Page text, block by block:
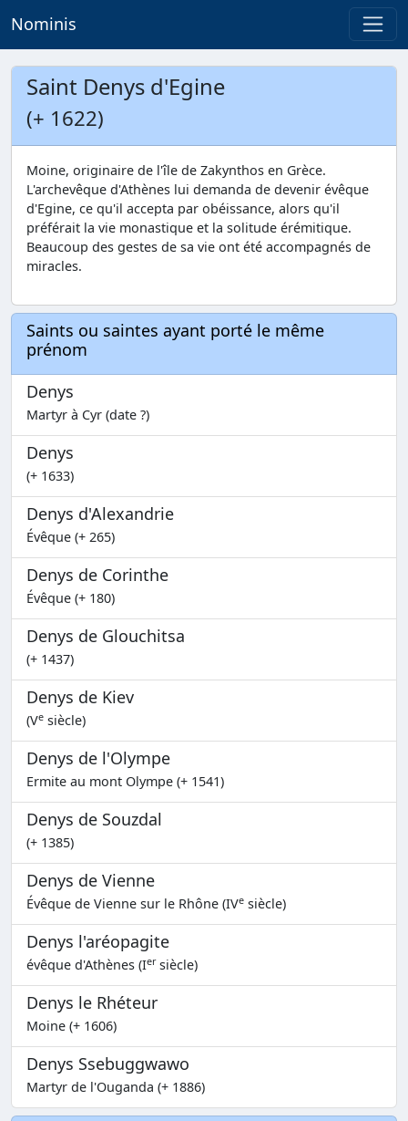
Nominis
Saint Denys d'Egine
(+ 1622)
Moine, originaire de l'île de Zakynthos en Grèce.
L'archevêque d'Athènes lui demanda de devenir évêque
d'Egine, ce qu'il accepta par obéissance, alors qu'il
préférait la vie monastique et la solitude érémitique.
Beaucoup des gestes de sa vie ont été accompagnés de
miracles.
Saints ou saintes ayant porté le même
prénom
Denys
Martyr à Cyr (date ?)
Denys
(+ 1633)
Denys d'Alexandrie
Évêque (+ 265)
Denys de Corinthe
Évêque (+ 180)
Denys de Glouchitsa
(+ 1437)
Denys de Kiev
(Ve siècle)
Denys de l'Olympe
Ermite au mont Olympe (+ 1541)
Denys de Souzdal
(+ 1385)
Denys de Vienne
Évêque de Vienne sur le Rhône (IVe siècle)
Denys l'aréopagite
évêque d'Athènes (Iersiècle)
Denys le Rhéteur
Moine (+ 1606)
Denys Ssebuggwawo
Martyr de l'Ouganda (+ 1886)